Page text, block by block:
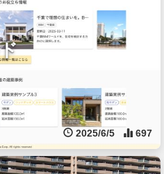
2025/6/5 697